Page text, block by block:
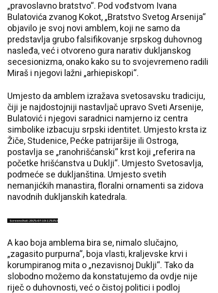
„pravoslavno bratstvo“. Pod vođstvom Ivana
Bulatovića zvanog Kokot, „Bratstvo Svetog Arsenija“
objavilo je svoj novi amblem, koji ne samo da
predstavlja grubo falsifikovanje srpskog duhovnog
nasleđa, već i otvoreno gura narativ dukljanskog
secesionizma, onako kako su to svojevremeno radili
Miraš i njegovi lažni „arhiepiskopi“.
Umjesto da amblem izražava svetosavsku tradiciju,
čiji je najdostojniji nastavljač upravo Sveti Arsenije,
Bulatović i njegovi saradnici namjerno iz centra
simbolike izbacuju srpski identitet. Umjesto krsta iz
Žiče, Studenice, Pećke patrijaršije ili Ostroga,
postavlja se „ranohrišćanski“ krst koji „referira na
početke hrišćanstva u Duklji“. Umjesto Svetosavlja,
podmeće se dukljanština. Umjesto svetih
nemanjićkih manastira, floralni ornamenti sa zidova
navodnih dukljanskih katedrala.
A kao boja amblema bira se, nimalo slučajno,
„zagasito purpurna“, boja vlasti, kraljevske krvi i
korumpiranog mita o „nezavisnoj Duklji“. Tako da
slobodno možemo da konstatujemo da ovdje nije
riječ o duhovnosti, već o čistoj politici i podloj